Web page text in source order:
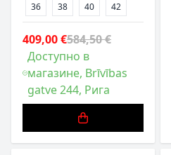
36 38 40 42
409,00 €584,50 €
Доступно в
магазине, Brīvības
gatve 244, Рига